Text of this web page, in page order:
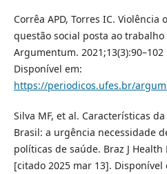
Corrêa APD, Torres IC.
questão social posta ao
Argumentum.
Disponível em:
https://periodicos.ufes.br/
Silva MF, et al. Características
Brasil: a urgência necessidade
políticas de saúde. Braz J Health
[citado 2025 mar 13]. Disponível